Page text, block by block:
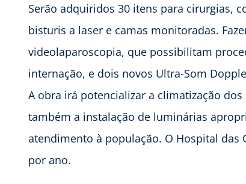
Serão adquiridos 30 itens para cirurgias,
bisturis a laser e camas monitoradas.
videolaparoscopia, que possibilitam
internação, e dois novos Ultra-Som
A obra irá potencializar a climatização
também a instalação de luminárias
atendimento à população. O Hospital das
por ano.